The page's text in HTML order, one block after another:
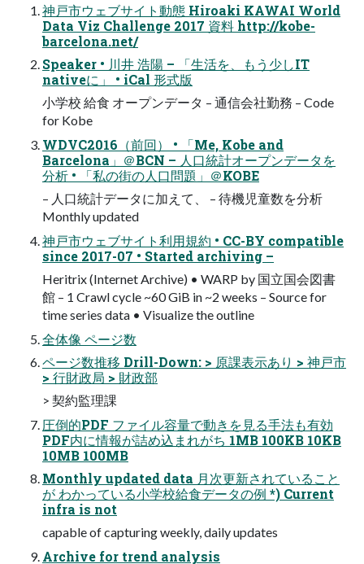
神戸市ウェブサイト動態 Hiroaki KAWAI World
Data Viz Challenge 2017 資料 http://kobe-
barcelona.net/
Speaker • 川井 浩陽 – 「生活を、もう少しIT
nativeに」 • iCal 形式版
小学校 給食 オープンデータ – 通信会社勤務 – Code
for Kobe
WDVC2016（前回） • 「Me, Kobe and
Barcelona」＠BCN – 人口統計オープンデータを
分析 • 「私の街の人口問題」＠KOBE
– 人口統計データに加えて、 – 待機児童数を分析
Monthly updated
神戸市ウェブサイト利用規約 • CC-BY compatible
since 2017-07 • Started archiving –
Heritrix (Internet Archive) • WARP by 国立国会図書
館 – 1 Crawl cycle ~60 GiB in ~2 weeks – Source for
time series data • Visualize the outline
全体像 ページ数
ページ数推移 Drill-Down: > 原課表示あり > 神戸市
> 行財政局 > 財政部
> 契約監理課
圧倒的PDF ファイル容量で動きを見る手法も有効
PDF内に情報が詰め込まれがち 1MB 100KB 10KB
10MB 100MB
Monthly updated data 月次更新されていること
が わかっている小学校給食データの例 *) Current
infra is not
capable of capturing weekly, daily updates
Archive for trend analysis